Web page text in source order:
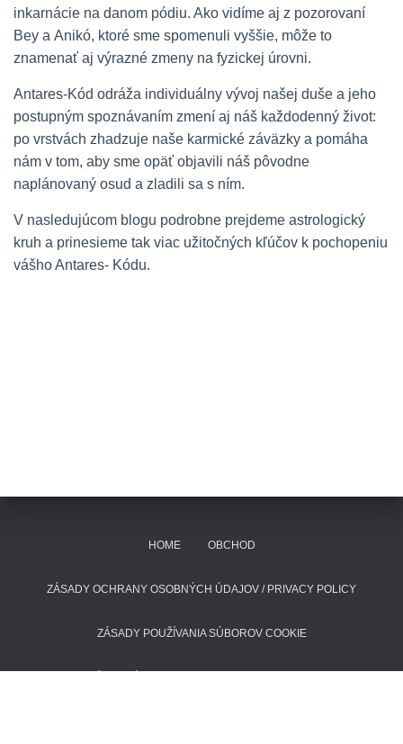
inkarnácie na danom pódiu. Ako vidíme aj z pozorovaní
Bey a Anikó, ktoré sme spomenuli vyššie, môže to
znamenať aj výrazné zmeny na fyzickej úrovni.
Antares-Kód odráža individuálny vývoj našej duše a jeho
postupným spoznávaním zmení aj náš každodenný život:
po vrstvách zhadzuje naše karmické záväzky a pomáha
nám v tom, aby sme opäť objavili náš pôvodne
naplánovaný osud a zladili sa s ním.
V nasledujúcom blogu podrobne prejdeme astrologický
kruh a prinesieme tak viac užitočných kľúčov k pochopeniu
vášho Antares- Kódu.
HOME OBCHOD
ZÁSADY OCHRANY OSOBNÝCH ÚDAJOV / PRIVACY POLICY
ZÁSADY POUŽÍVANIA SÚBOROV COOKIE